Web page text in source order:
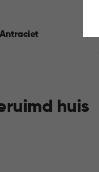
Antraciet
huis